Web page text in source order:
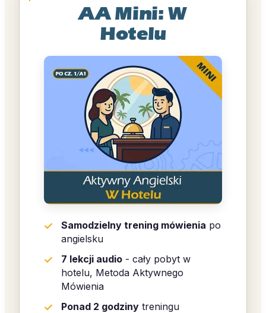
AA Mini: W
Hotelu
Samodzielny trening mówienia po
angielsku
7 lekcji audio - cały pobyt w
hotelu, Metoda Aktywnego
Mówienia
Ponad 2 godziny treningu